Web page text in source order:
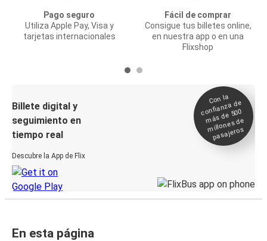
Pago seguro
Utiliza Apple Pay, Visa y
tarjetas internacionales
Fácil de comprar
Consigue tus billetes online,
en nuestra app o en una
Flixshop
Billete digital y
seguimiento en
tiempo real
Descubre la App de Flix
Con la
confianza de
más de 500
millones de
pasajeros
En esta página